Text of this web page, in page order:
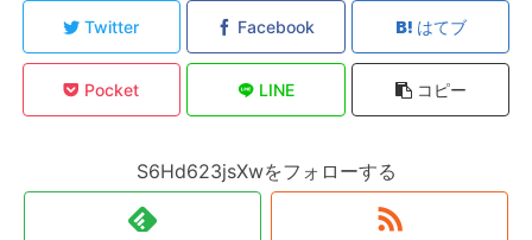
Twitter Facebook はてブ
Pocket LINE コピー
S6Hd623jsXwをフォローする